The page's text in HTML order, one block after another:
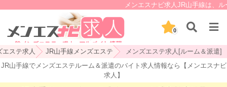
メンエスナビ求人JR山手線は、ル
0
メンズエステ求人[ルーム＆派遣]
JR山手線メンズエステ
エステ求人
JR山手線でメンズエステルーム＆派遣のバイト求人情報なら【メンエスナビ
求人】